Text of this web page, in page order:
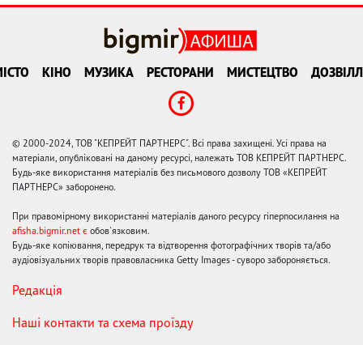
КІНО МУЗИКА РЕСТОРАНИ МИСТЕЦТВО
© 2000-2024, ТОВ "КЕПРЕЙТ ПАРТНЕРС". Всі права захищені. Усі права на
матеріали, опубліковані на даному ресурсі, належать ТОВ КЕПРЕЙТ ПАРТНЕРС.
Будь-яке використання матеріалів без письмового дозволу ТОВ «КЕПРЕЙТ
ПАРТНЕРС» заборонено.
При правомірному використанні матеріалів даного ресурсу гіперпосилання на
afisha.bigmir.net є обов'язковим.
Будь-яке копіювання, передрук та відтворення фотографічних творів та/або
аудіовізуальних творів правовласника Getty Images - суворо забороняється.
Редакція
Наші контакти та схема проїзду